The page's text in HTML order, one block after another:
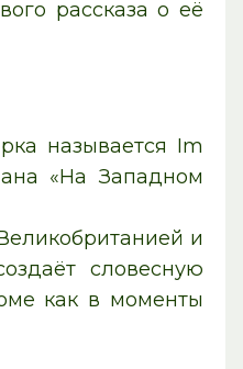
рассказа о её
называется Im
«На Западном
и
словесную
как в моменты